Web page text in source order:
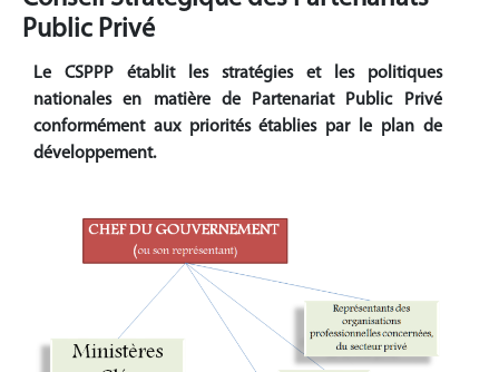
Public Privé
Le CSPPP établit les stratégies et les politiques
nationales en matière de Partenariat Public Privé
conformément aux priorités établies par le plan de
développement.